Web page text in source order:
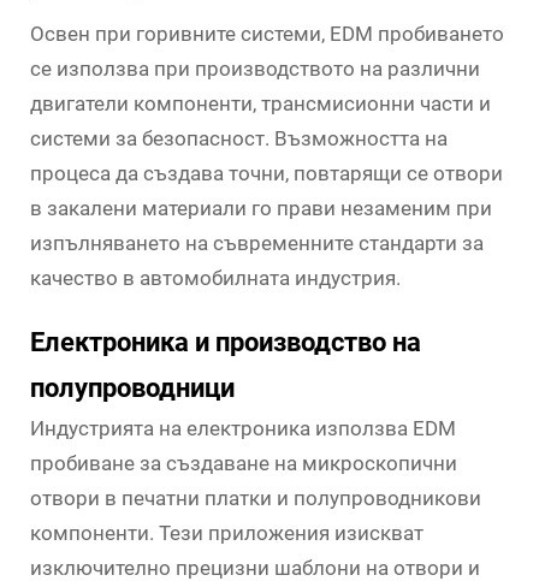
Освен при горивните системи, EDM пробиването
се използва при производството на различни
двигатели компоненти, трансмисионни части и
системи за безопасност. Възможността на
процеса да създава точни, повтарящи се отвори
в закалени материали го прави незаменим при
изпълняването на съвременните стандарти за
качество в автомобилната индустрия.
Електроника и производство на
полупроводници
Индустрията на електроника използва EDM
пробиване за създаване на микроскопични
отвори в печатни платки и полупроводникови
компоненти. Тези приложения изискват
изключително прецизни шаблони на отвори и